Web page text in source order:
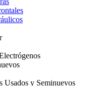
Usados y Seminuevos